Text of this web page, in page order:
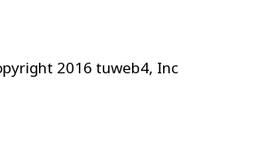
2016 tuweb4, Inc